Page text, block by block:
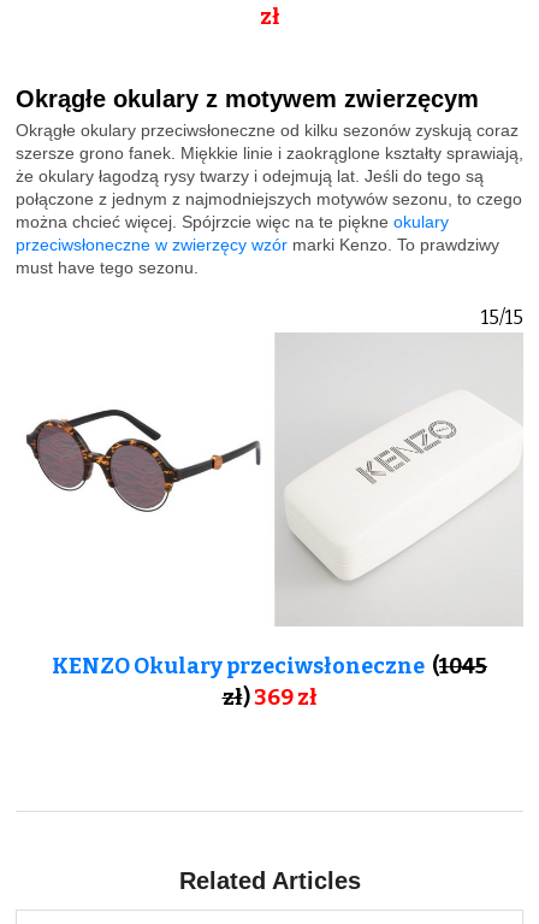
zł
Okrągłe okulary z motywem zwierzęcym
Okrągłe okulary przeciwsłoneczne od kilku sezonów zyskują coraz
szersze grono fanek. Miękkie linie i zaokrąglone kształty sprawiają,
że okulary łagodzą rysy twarzy i odejmują lat. Jeśli do tego są
połączone z jednym z najmodniejszych motywów sezonu, to czego
można chcieć więcej. Spójrzcie więc na te piękne okulary
przeciwsłoneczne w zwierzęcy wzór marki Kenzo. To prawdziwy
must have tego sezonu.
15/15
KENZO Okulary przeciwsłoneczne (1045
zł)369 zł
Related Articles